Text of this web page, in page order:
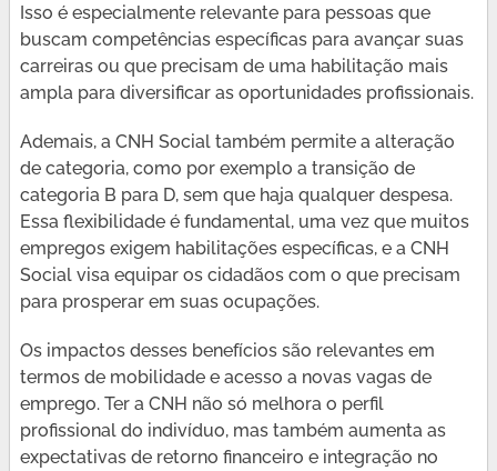
Isso é especialmente relevante para pessoas que
buscam competências específicas para avançar suas
carreiras ou que precisam de uma habilitação mais
ampla para diversificar as oportunidades profissionais.
Ademais, a CNH Social também permite a alteração
de categoria, como por exemplo a transição de
categoria B para D, sem que haja qualquer despesa.
Essa flexibilidade é fundamental, uma vez que muitos
empregos exigem habilitações específicas, e a CNH
Social visa equipar os cidadãos com o que precisam
para prosperar em suas ocupações.
Os impactos desses benefícios são relevantes em
termos de mobilidade e acesso a novas vagas de
emprego. Ter a CNH não só melhora o perfil
profissional do indivíduo, mas também aumenta as
expectativas de retorno financeiro e integração no